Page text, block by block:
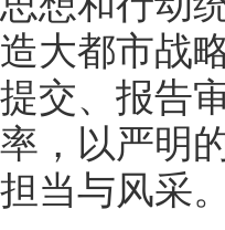
造大都市战
提交、报告
率，以严明
担当与风采。